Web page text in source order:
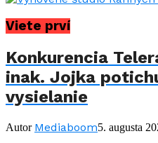
Viete prví
Konkurencia
inak. Jojka
vysielanie
Autor Mediaboom5. augusta